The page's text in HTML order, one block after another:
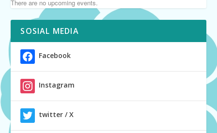
There are no upcoming events.
SOSIAL MEDIA
Facebook
Instagram
twitter / X